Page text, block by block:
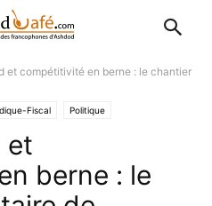
et compétitivité en berne : le chantier
Fiscal Politique
et
berne : le